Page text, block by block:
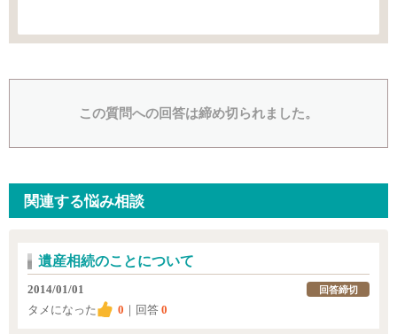
この質問への回答は締め切られました。
関連する悩み相談
遺産相続のことについて
2014/01/01
タメになった
0 ｜回答 0
回答締切